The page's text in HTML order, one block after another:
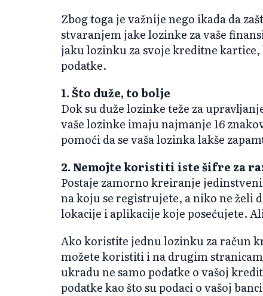
Zbog toga je važnije nego ikada da
stvaranjem jake lozinke za vaše
jaku lozinku za svoje kreditne
podatke.
1. Što duže, to bolje
Dok su duže lozinke teže za
vaše lozinke imaju najmanje 16
pomoći da se vaša lozinka lakše
2. Nemojte koristiti iste šifre za
Postaje zamorno kreiranje
na koju se registrujete, a niko ne želi
lokacije i aplikacije koje posećujete.
Ako koristite jednu lozinku za račun
možete koristiti i na drugim
ukradu ne samo podatke o vašoj
podatke kao što su podaci o vašoj